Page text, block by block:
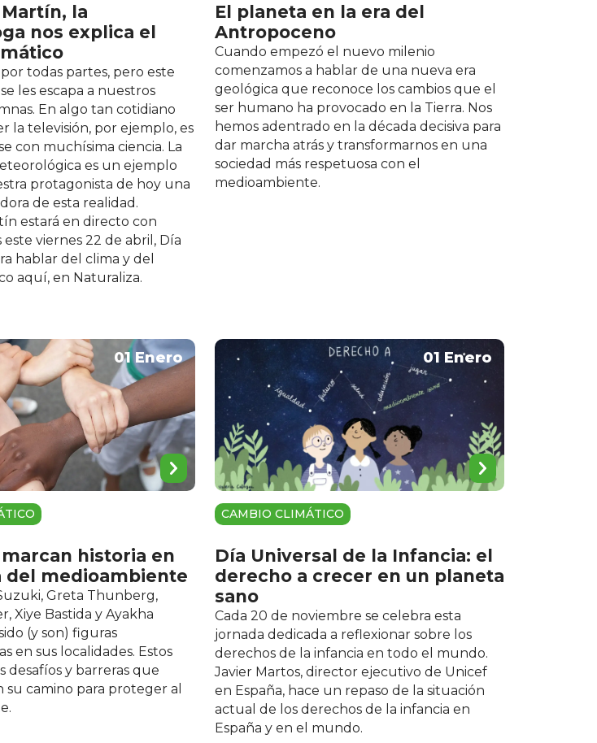
la
nos explica el
por todas partes, pero este
les escapa a nuestros
En algo tan cotidiano
la televisión, por ejemplo, es
con muchísima ciencia. La
es un ejemplo
protagonista de hoy una
de esta realidad.
estará en directo con
viernes 22 de abril, Día
hablar del clima y del
aquí, en Naturaliza.
El planeta en la era del
Antropoceno
Cuando empezó el nuevo milenio
comenzamos a hablar de una nueva era
geológica que reconoce los cambios que el
ser humano ha provocado en la Tierra. Nos
hemos adentrado en la década decisiva para
dar marcha atrás y transformarnos en una
sociedad más respetuosa con el
medioambiente.
01 Enero
historia en
del medioambiente
Greta Thunberg,
Xiye Bastida y Ayakha
(y son) figuras
en sus localidades. Estos
desafíos y barreras que
camino para proteger al
01 Enero
CAMBIO CLIMÁTICO
Día Universal de la Infancia: el
derecho a crecer en un planeta
sano
Cada 20 de noviembre se celebra esta
jornada dedicada a reflexionar sobre los
derechos de la infancia en todo el mundo.
Javier Martos, director ejecutivo de Unicef
en España, hace un repaso de la situación
actual de los derechos de la infancia en
España y en el mundo.